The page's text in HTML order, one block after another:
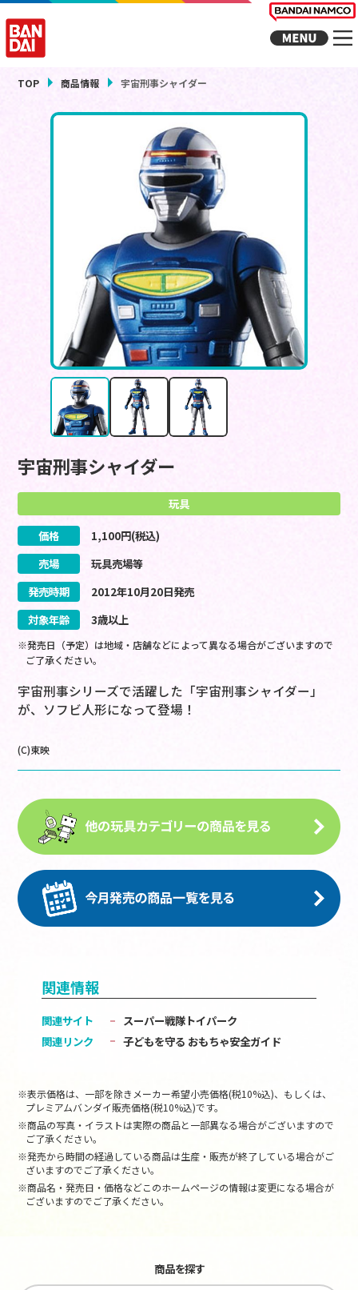
TOP 商品情報 宇宙刑事シャイダー
宇宙刑事シャイダー
玩具
価格 1,100円(税込)
売場
玩具売場等
発売時期
2012年10月20日発売
対象年齢
3歳以上
※発売日（予定）は地域・店舗などによって異なる場合がございますので
ご了承ください。
宇宙刑事シリーズで活躍した「宇宙刑事シャイダー」
が、ソフビ人形になって登場！
(C)東映
関連情報
関連サイト
スーパー戦隊トイパーク
関連リンク
子どもを守る おもちゃ安全ガイド
※表示価格は、一部を除きメーカー希望小売価格(税10%込)、もしくは、
プレミアムバンダイ販売価格(税10%込)です。
※商品の写真・イラストは実際の商品と一部異なる場合がございますので
ご了承ください。
※発売から時間の経過している商品は生産・販売が終了している場合がご
ざいますのでご了承ください。
※商品名・発売日・価格などこのホームページの情報は変更になる場合が
ございますのでご了承ください。
商品を探す